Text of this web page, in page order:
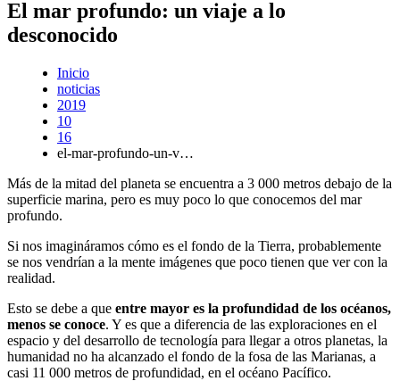
El mar profundo: un viaje a lo
desconocido
Inicio
noticias
2019
10
16
el-mar-profundo-un-v…
Más de la mitad del planeta se encuentra a 3 000 metros debajo de la
superficie marina, pero es muy poco lo que conocemos del mar
profundo.
Si nos imagináramos cómo es el fondo de la Tierra, probablemente
se nos vendrían a la mente imágenes que poco tienen que ver con la
realidad.
Esto se debe a que entre mayor es la profundidad de los océanos,
menos se conoce. Y es que a diferencia de las exploraciones en el
espacio y del desarrollo de tecnología para llegar a otros planetas, la
humanidad no ha alcanzado el fondo de la fosa de las Marianas, a
casi 11 000 metros de profundidad, en el océano Pacífico.